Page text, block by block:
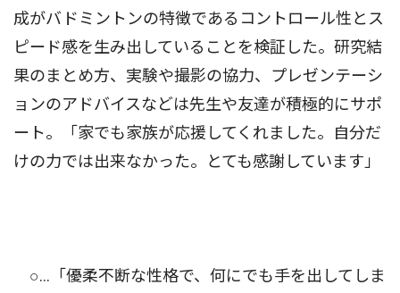
成がバドミントンの特徴であるコントロール性とス
ピード感を生み出していることを検証した。研究結
果のまとめ方、実験や撮影の協力、プレゼンテーシ
ョンのアドバイスなどは先生や友達が積極的にサポ
ート。「家でも家族が応援してくれました。自分だ
けの力では出来なかった。とても感謝しています」
○…「優柔不断な性格で、何にでも手を出してしま